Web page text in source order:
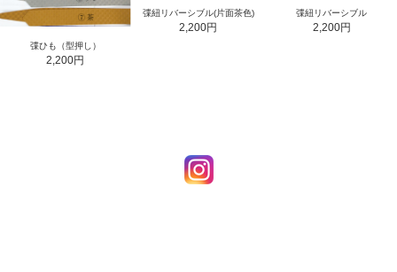
弽ひも（型押し）
2,200円
弽紐リバーシブル(片面茶色)
2,200円
弽紐リバーシブル
2,200円